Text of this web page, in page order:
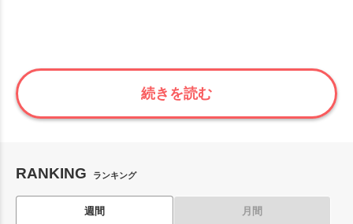
続きを読む
RANKING ランキング
週間 月間